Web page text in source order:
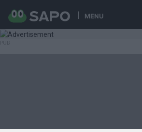
MENU